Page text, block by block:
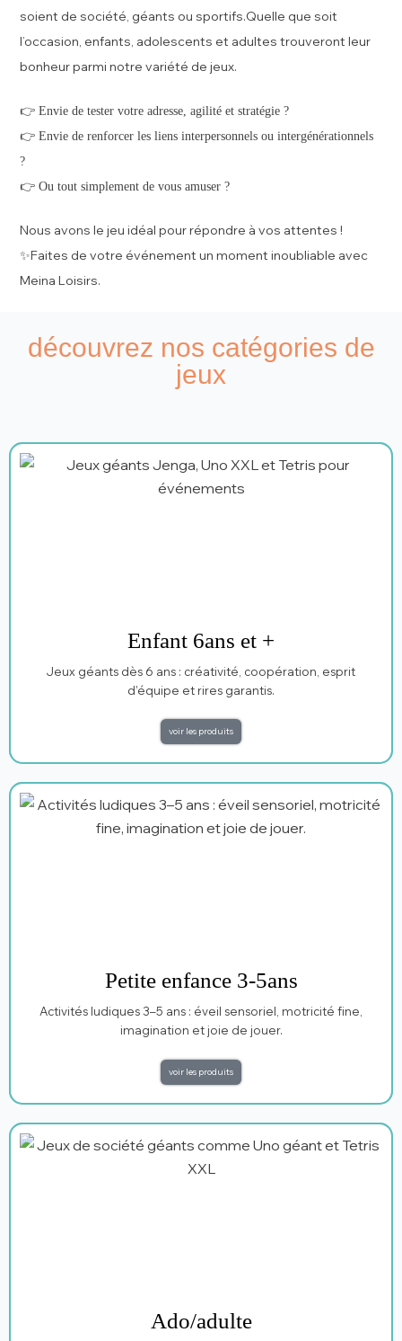
soient de société, géants ou sportifs.Quelle que soit
l’occasion, enfants, adolescents et adultes trouveront leur
bonheur parmi notre variété de jeux.
👉 Envie de tester votre adresse, agilité et stratégie ?
👉 Envie de renforcer les liens interpersonnels ou intergénérationnels
?
👉 Ou tout simplement de vous amuser ?
Nous avons le jeu idéal pour répondre à vos attentes !
✨Faites de votre événement un moment inoubliable avec
Meina Loisirs.
découvrez nos catégories de
jeux
Enfant 6ans et +
Jeux géants dès 6 ans : créativité, coopération, esprit
d’équipe et rires garantis.
voir les produits
Petite enfance 3-5ans
Activités ludiques 3–5 ans : éveil sensoriel, motricité fine,
imagination et joie de jouer.
voir les produits
Ado/adulte